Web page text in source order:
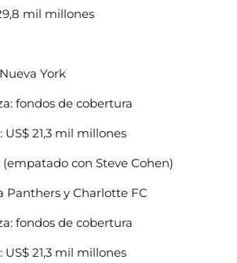
mil millones
York
fondos de cobertura
21,3 mil millones
(empatado con Steve Cohen)
Panthers y Charlotte FC
fondos de cobertura
21,3 mil millones